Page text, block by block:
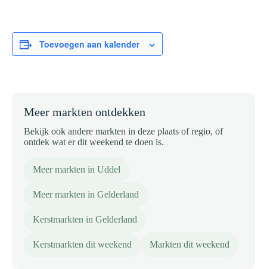
Toevoegen aan kalender
Meer markten ontdekken
Bekijk ook andere markten in deze plaats of regio, of
ontdek wat er dit weekend te doen is.
Meer markten in Uddel
Meer markten in Gelderland
Kerstmarkten in Gelderland
Kerstmarkten dit weekend Markten dit weekend